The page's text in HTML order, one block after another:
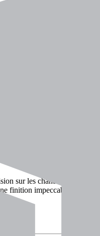
sur les chantiers de
finition impeccable.